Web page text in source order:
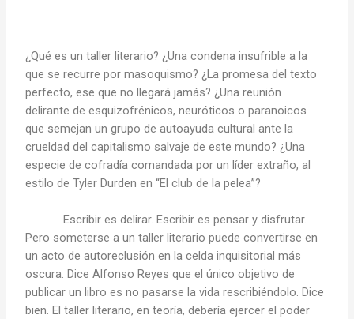
¿Qué es un taller literario? ¿Una condena insufrible a la
que se recurre por masoquismo? ¿La promesa del texto
perfecto, ese que no llegará jamás? ¿Una reunión
delirante de esquizofrénicos, neuróticos o paranoicos
que semejan un grupo de autoayuda cultural ante la
crueldad del capitalismo salvaje de este mundo? ¿Una
especie de cofradía comandada por un líder extraño, al
estilo de Tyler Durden en “El club de la pelea”?
Escribir es delirar. Escribir es pensar y disfrutar.
Pero someterse a un taller literario puede convertirse en
un acto de autoreclusión en la celda inquisitorial más
oscura. Dice Alfonso Reyes que el único objetivo de
publicar un libro es no pasarse la vida rescribiéndolo. Dice
bien. El taller literario, en teoría, debería ejercer el poder